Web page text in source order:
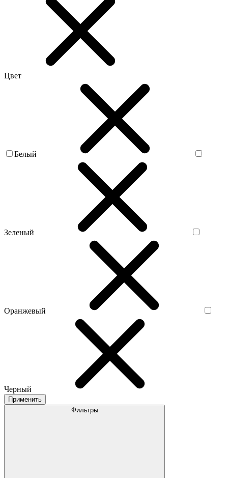
Цвет
Белый
Зеленый
Оранжевый
Черный
Применить
Фильтры